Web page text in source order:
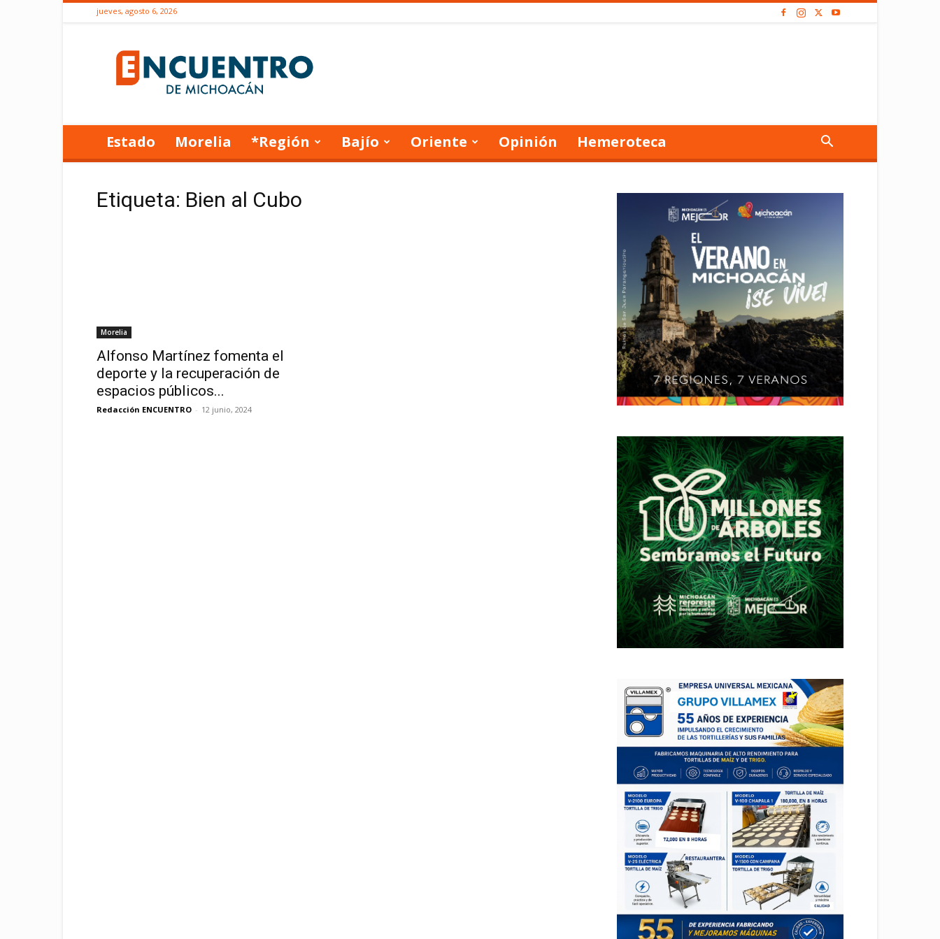
jueves, agosto 6, 2026
de
Michoacán
Estado Morelia *Región Bajío Oriente Opinión Hemeroteca
Etiqueta: Bien al Cubo